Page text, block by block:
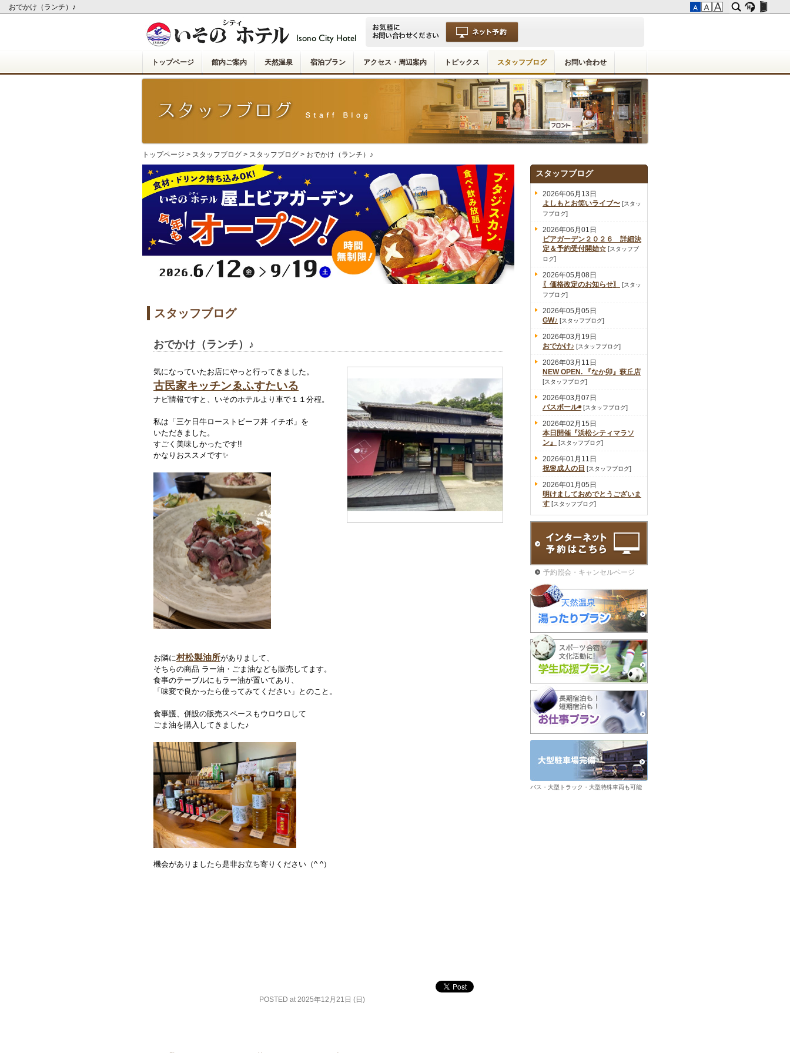
おでかけ（ランチ）♪
トップページ 館内ご案内 天然温泉 宿泊プラン アクセス・周辺案内 トピックス スタッフブログ お問い合わせ
トップページ > スタッフブログ > スタッフブログ > おでかけ（ランチ）♪
スタッフブログ
おでかけ（ランチ）♪
気になっていたお店にやっと行ってきました。
古民家キッチンゑふすたいる
ナビ情報ですと、いそのホテルより車で１１分程。
私は「三ケ日牛ローストビーフ丼 イチボ」を
いただきました。
すごく美味しかったです!!
かなりおススメです✨
お隣に村松製油所がありまして、
そちらの商品 ラー油・ごま油なども販売してます。
食事のテーブルにもラー油が置いてあり、
「味変で良かったら使ってみてください」とのこと。
食事護、併設の販売スペースもウロウロして
ごま油を購入してきました♪
機会がありましたら是非お立ち寄りください（^ ^）
POSTED at 2025年12月21日 (日)
スタッフブログ
2026年06月13日
よしもとお笑いライブ〜 [スタッ
フブログ]
2026年06月01日
ビアガーデン２０２６ 詳細決
定＆予約受付開始☆ [スタッフブ
ログ]
2026年05月08日
〖価格改定のお知らせ〗
[スタッ
フブログ]
2026年05月05日
GW♪ [スタッフブログ]
2026年03月19日
おでかけ♪ [スタッフブログ]
2026年03月11日
NEW OPEN. 『なか卯』萩丘店
[スタッフブログ]
2026年03月07日
バスボール◉ [スタッフブログ]
2026年02月15日
本日開催『浜松シティマラソ
ン』
[スタッフブログ]
2026年01月11日
祝🌸成人の日 [スタッフブログ]
2026年01月05日
明けましておめでとうございま
す [スタッフブログ]
予約照会・キャンセルページ
バス・大型トラック・大型特殊車両も可能